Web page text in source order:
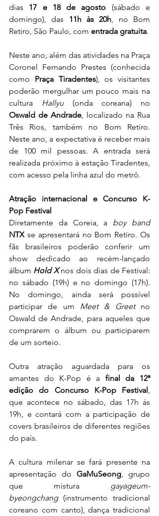
dias 17 e 18 de agosto (sábado e
domingo), das 11h às 20h, no Bom
Retiro, São Paulo, com entrada gratuita.
Neste ano, além das atividades na Praça
Coronel Fernando Prestes (conhecida
como Praça Tiradentes), os visitantes
poderão mergulhar um pouco mais na
cultura Hallyu
Oswald de Andrade, localizado na Rua
Três Rios, também no Bom Retiro.
Neste ano, a expectativa é receber mais
de 100 mil pessoas. A entrada será
realizada próximo à estação Tiradentes,
com acesso pela linha azul do metrô.
Atração internacional e Concurso K-
Pop Festival
Diretamente da Coreia, a boy band
NTX se apresentará no Bom Retiro. Os
fãs brasileiros poderão conferir um
show dedicado ao recém-lançado
álbum Hold X nos dois dias de Festival:
no sábado (19h) e no domingo (17h).
No domingo, ainda será possível
participar de um Meet & Greet no
Oswald de Andrade, para aqueles que
comprarem o álbum ou participarem
de um sorteio.
Outra atração aguardada para os
amantes do K-Pop é a final da 12ª
edição do Concurso K-Pop Festival,
que acontece no sábado, das 17h às
19h, e contará com a participação de
covers brasileiros de diferentes regiões
do país.
A cultura milenar se fará presente na
apresentação do GaMuSeong, grupo
que mistura gayageum-
byeongchang (instrumento tradicional
coreano com canto), dança tradicional